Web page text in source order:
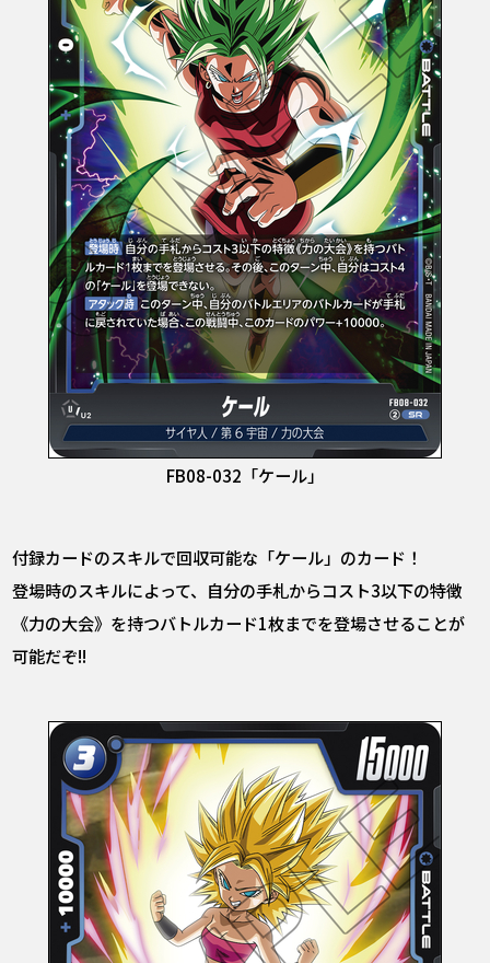
FB08-032「ケール」
付録カードのスキルで回収可能な「ケール」のカード！
登場時のスキルによって、自分の手札からコスト3以下の特徴
《力の大会》を持つバトルカード1枚までを登場させることが
可能だぞ!!